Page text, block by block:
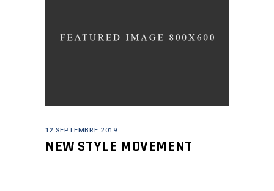
12 SEPTEMBRE 2019
NEW STYLE MOVEMENT